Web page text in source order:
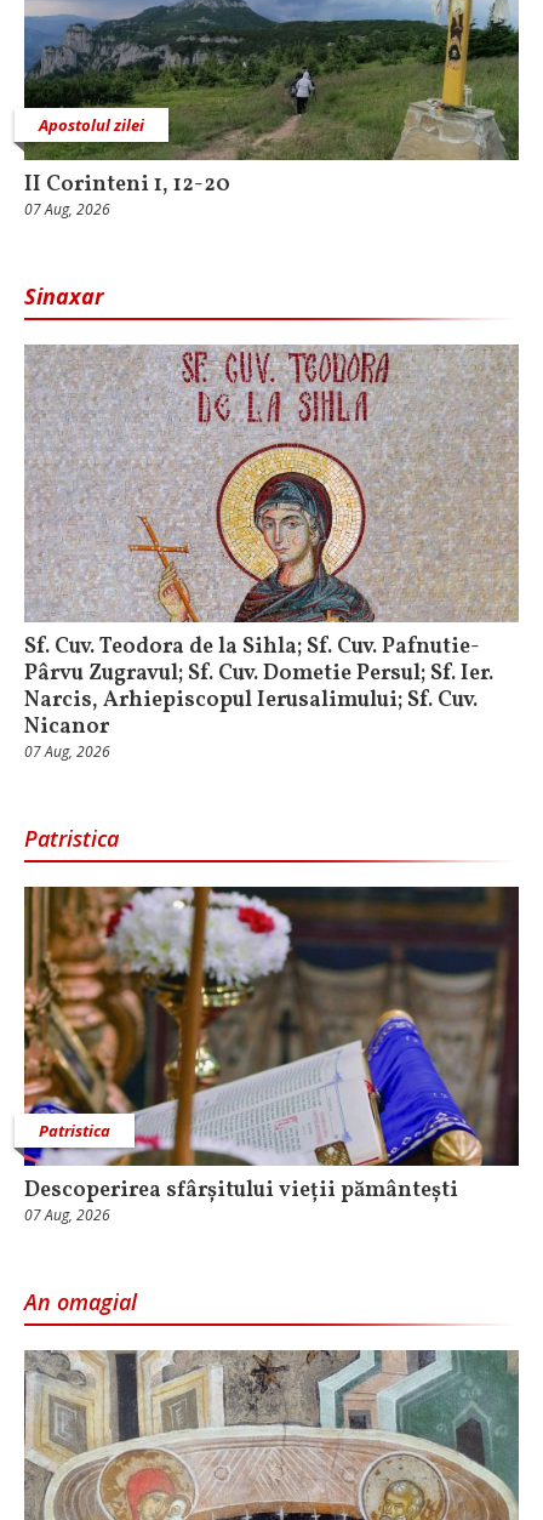
Apostolul zilei
II Corinteni 1, 12-20
07 Aug, 2026
Sinaxar
Sf. Cuv. Teodora de la Sihla; Sf. Cuv. Pafnutie-
Pârvu Zugravul; Sf. Cuv. Dometie Persul; Sf. Ier.
Narcis, Arhiepiscopul Ierusalimului; Sf. Cuv.
Nicanor
07 Aug, 2026
Patristica
Patristica
Descoperirea sfârșitului vieții pământești
07 Aug, 2026
An omagial